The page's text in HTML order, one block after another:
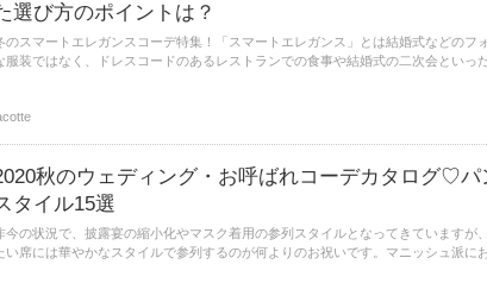
選び方のポイントは？
のスマートエレガンスコーデ特集！「スマートエレガンス」とは結婚式などのフ
服装ではなく、ドレスコードのあるレストランでの食事や結婚式の二次会といった
秋のウェディング・お呼ばれコーデカタログ♡パ
タイル15選
今の状況で、披露宴の縮小化やマスク着用の参列スタイルとなってきていますが
い席には華やかなスタイルで参列するのが何よりのお祝いです。マニッシュ派にお